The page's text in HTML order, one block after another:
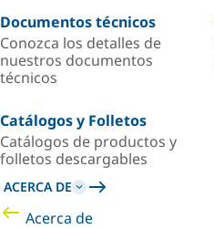
Documentos técnicos
Conozca los detalles de
nuestros documentos
técnicos
Catálogos y Folletos
Catálogos de productos y
folletos descargables
ACERCA DE
Acerca de